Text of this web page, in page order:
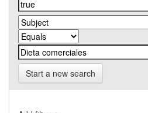
Start a new search